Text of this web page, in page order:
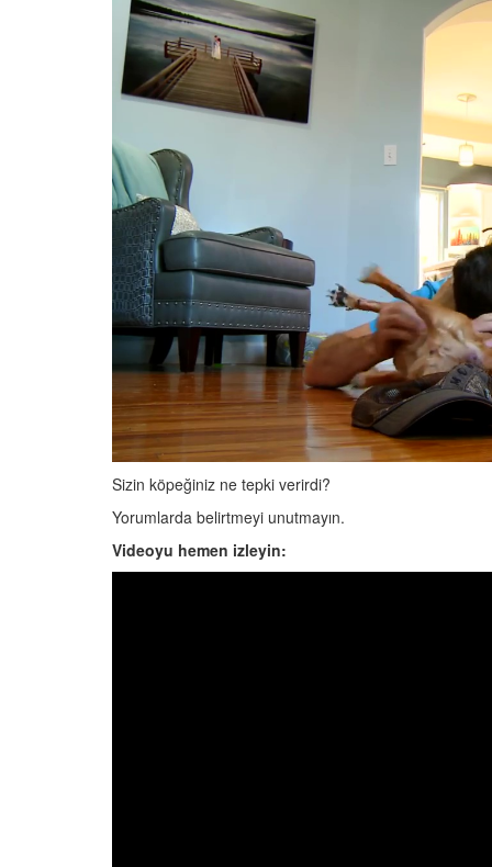
Sizin köpeğiniz ne tepki verirdi?
Yorumlarda belirtmeyi unutmayın.
Videoyu hemen izleyin: